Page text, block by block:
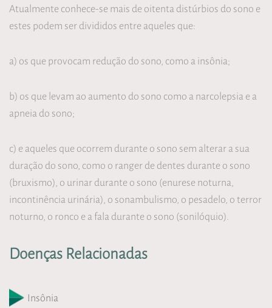
Atualmente conhece-se mais de oitenta distúrbios do sono e
estes podem ser divididos entre aqueles que:
a) os que provocam redução do sono, como a insônia;
b) os que levam ao aumento do sono como a narcolepsia e a
apneia do sono;
c) e aqueles que ocorrem durante o sono sem alterar a sua
duração do sono, como o ranger de dentes durante o sono
(bruxismo), o urinar durante o sono (enurese noturna,
incontinência urinária), o sonambulismo, o pesadelo, o terror
noturno, o ronco e a fala durante o sono (sonilóquio).
Doenças Relacionadas
Insônia